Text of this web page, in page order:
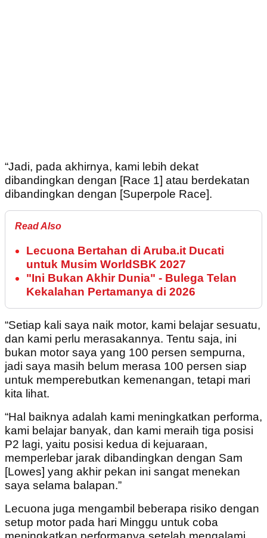
“Jadi, pada akhirnya, kami lebih dekat
dibandingkan dengan [Race 1] atau berdekatan
dibandingkan dengan [Superpole Race].
Read Also
Lecuona Bertahan di Aruba.it Ducati
untuk Musim WorldSBK 2027
"Ini Bukan Akhir Dunia" - Bulega Telan
Kekalahan Pertamanya di 2026
“Setiap kali saya naik motor, kami belajar sesuatu,
dan kami perlu merasakannya. Tentu saja, ini
bukan motor saya yang 100 persen sempurna,
jadi saya masih belum merasa 100 persen siap
untuk memperebutkan kemenangan, tetapi mari
kita lihat.
“Hal baiknya adalah kami meningkatkan performa,
kami belajar banyak, dan kami meraih tiga posisi
P2 lagi, yaitu posisi kedua di kejuaraan,
memperlebar jarak dibandingkan dengan Sam
[Lowes] yang akhir pekan ini sangat menekan
saya selama balapan.”
Lecuona juga mengambil beberapa risiko dengan
setup motor pada hari Minggu untuk coba